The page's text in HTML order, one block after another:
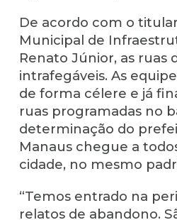
De acordo com o
Municipal de
Renato Júnior, as ruas
intrafegáveis. As
de forma célere e já
ruas programadas no
determinação do
Manaus chegue a
cidade, no mesmo
“Temos entrado na
relatos de abandono.